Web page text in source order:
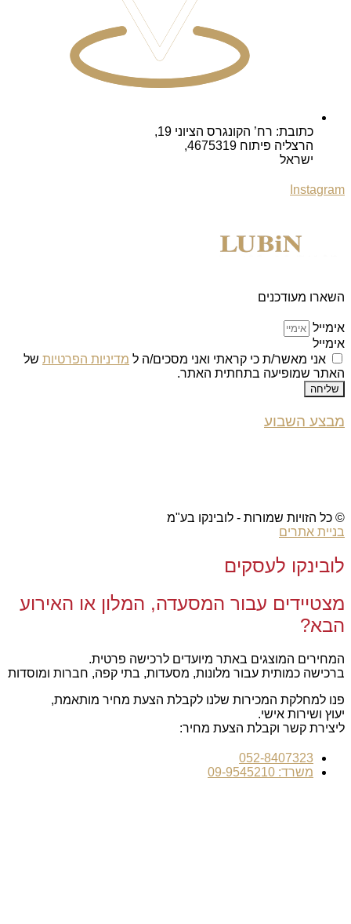
כתובת: רח’ הקונגרס הציוני 19,
הרצליה פיתוח 4675319,
ישראל
Instagram
השארו מעודכנים
אימייל
אימייל
אני מאשר/ת כי קראתי ואני מסכים/ה ל מדיניות הפרטיות של
האתר שמופיעה בתחתית האתר.
שליחה
מבצע השבוע
© כל הזויות שמורות - לובינקו בע"מ
בניית אתרים
לובינקו לעסקים
מצטיידים עבור המסעדה, המלון או האירוע
הבא?
המחירים המוצגים באתר מיועדים לרכישה פרטית.
ברכישה כמותית עבור מלונות, מסעדות, בתי קפה, חברות ומוסדות
פנו למחלקת המכירות שלנו לקבלת הצעת מחיר מותאמת,
יעוץ ושירות אישי.
ליצירת קשר וקבלת הצעת מחיר:
052-8407323
משרד: 09-9545210